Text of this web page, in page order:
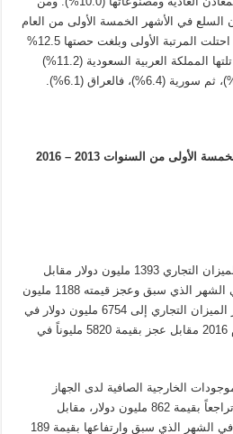
السلع في الأشهر الخمسة الأولى من العام
2016، نذكر: جنوب أفريقيا التي احتلت المرتبة الأولى وبلغت حصتها 12.5%
من إجمالي الصادرات السلعية، تلتها المملكة العربية السعودية (11.2%)
من السنوات 2013 – 2016
– في أيار 2016، بلغ عجز الميزان التجاري 1393 مليون دولار مقابل
عجز قدره 1373 مليون دولار في الشهر الذي سبق وعجز قيمته 1188 مليون
دولار في أيار 2015. وارتفع عجز الميزان التجاري إلى 6754 مليون دولار في
الأشهر الخمسة الأولى من العام 2016 مقابل عجز بقيمة 5820 مليوناً في
سجلت الموجودات الخارجية الصافية لدى الجهاز
المصرفي والمؤسسات المالية تراجعاً بقيمة 862 مليون دولار، مقابل
تراجعها بقيمة 255 مليون دولار في الشهر الذي سبق وارتفاعها بقيمة 189